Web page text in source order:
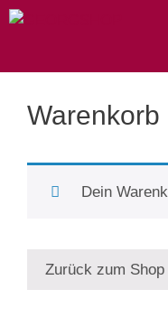
Zum
Warenkorb
Dein
Zurück zum Shop